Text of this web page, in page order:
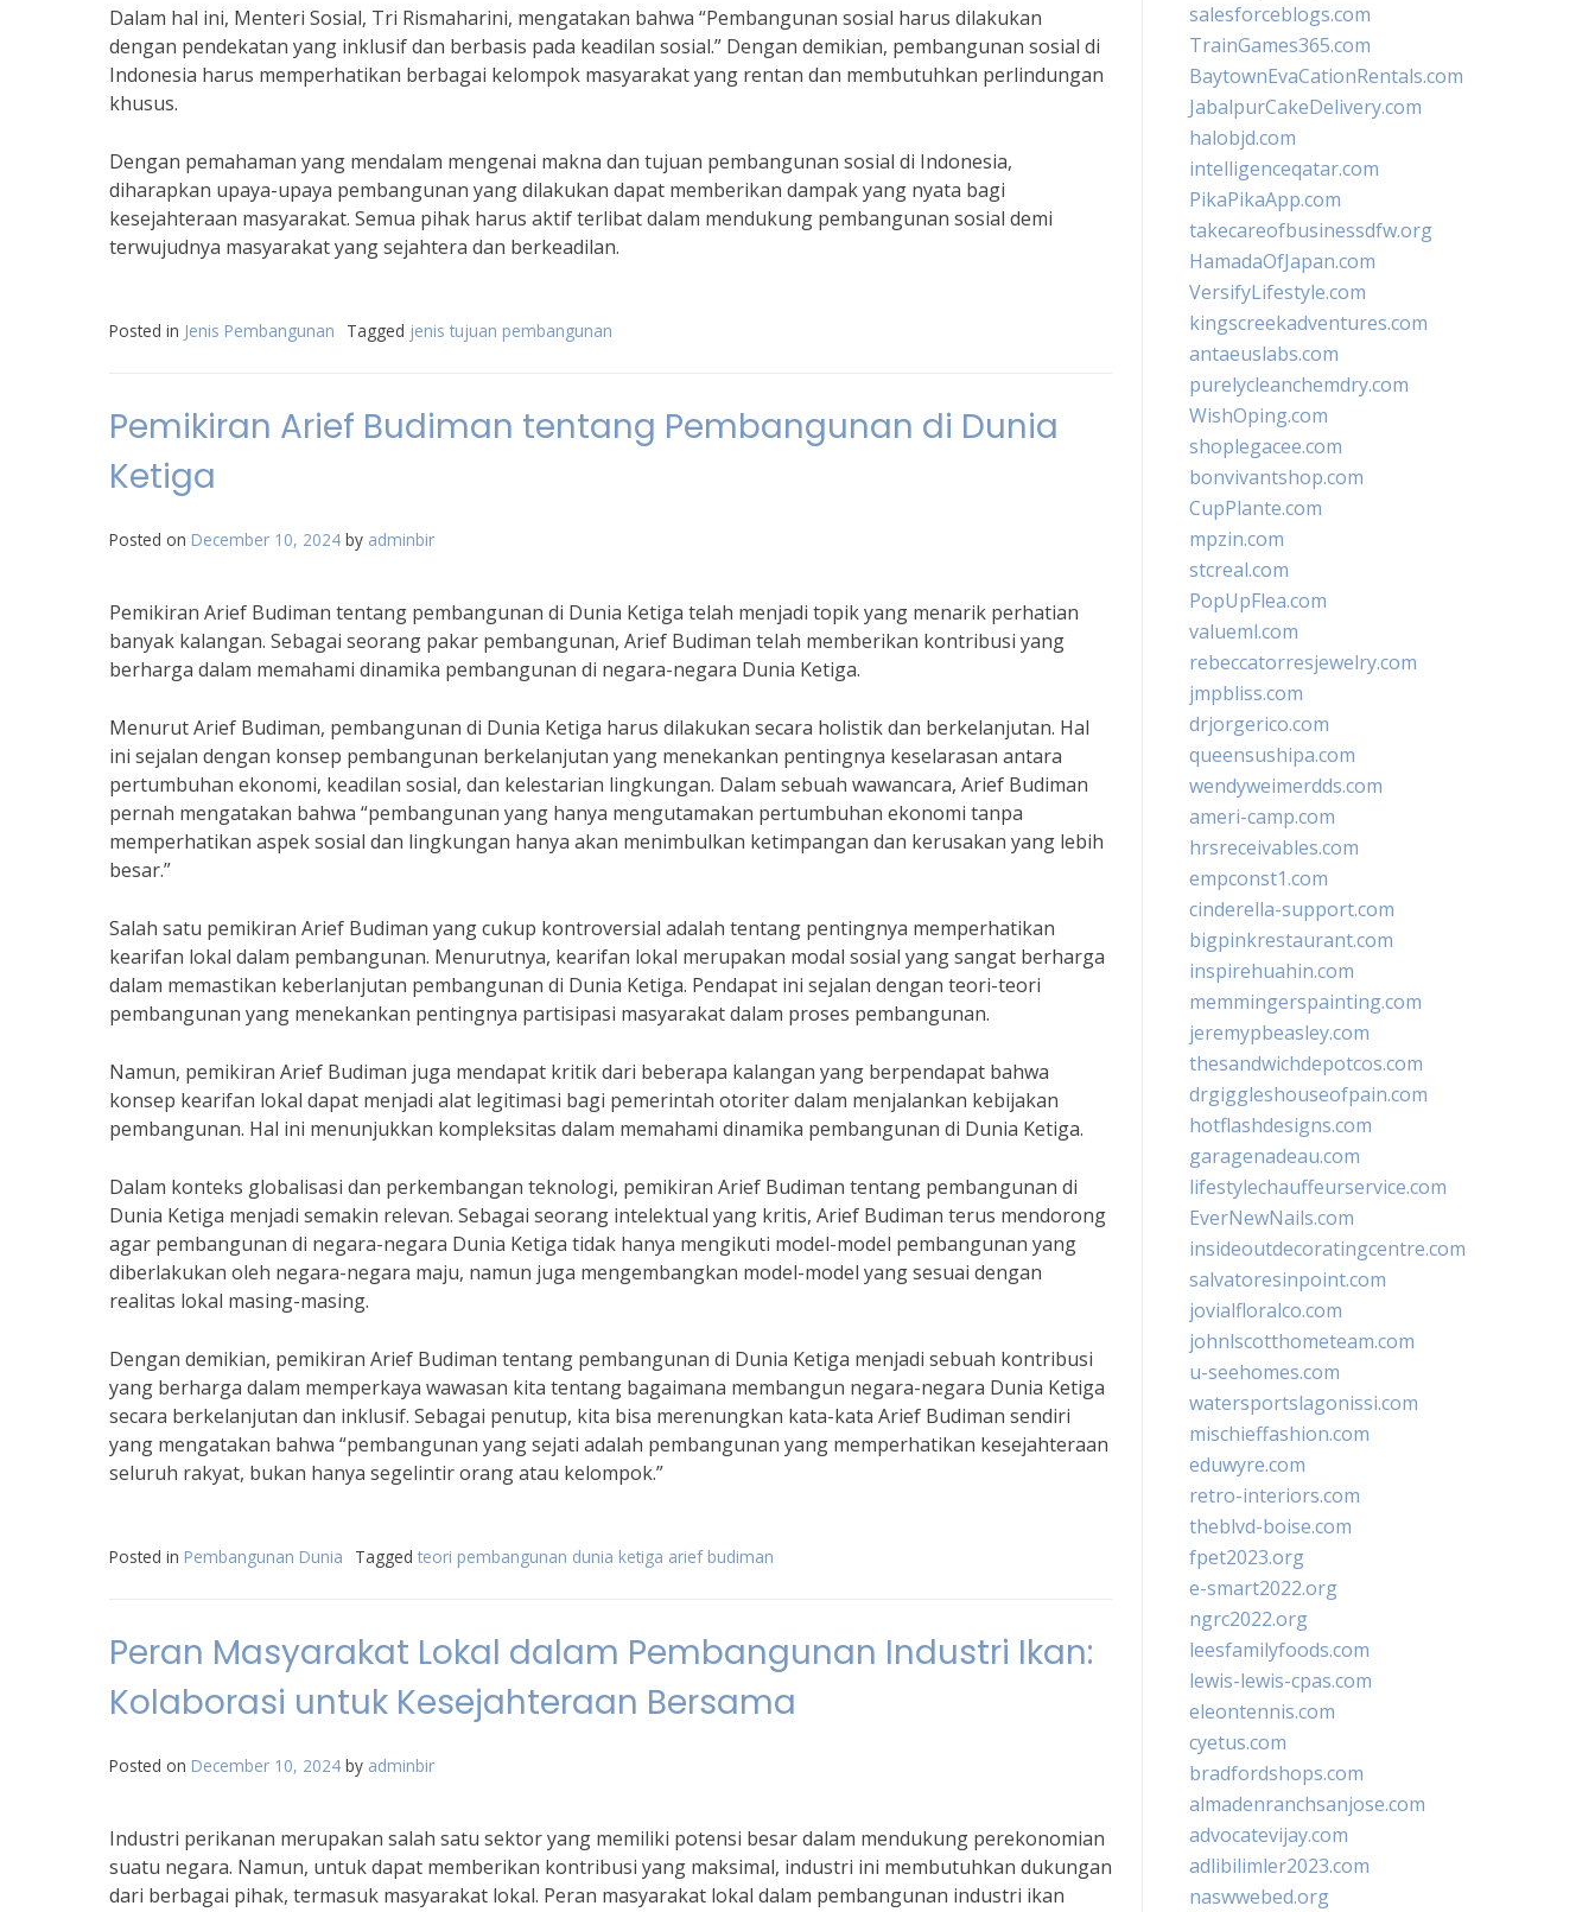
Dalam hal ini, Menteri Sosial, Tri Rismaharini, mengatakan bahwa “Pembangunan sosial harus dilakukan
dengan pendekatan yang inklusif dan berbasis pada keadilan sosial.” Dengan demikian, pembangunan sosial di
Indonesia harus memperhatikan berbagai kelompok masyarakat yang rentan dan membutuhkan perlindungan
khusus.
Dengan pemahaman yang mendalam mengenai makna dan tujuan pembangunan sosial di Indonesia,
diharapkan upaya-upaya pembangunan yang dilakukan dapat memberikan dampak yang nyata bagi
kesejahteraan masyarakat. Semua pihak harus aktif terlibat dalam mendukung pembangunan sosial demi
terwujudnya masyarakat yang sejahtera dan berkeadilan.
Posted in Jenis Pembangunan Tagged jenis tujuan pembangunan
Pemikiran Arief Budiman tentang Pembangunan di Dunia
Ketiga
Posted on December 10, 2024 by adminbir
Pemikiran Arief Budiman tentang pembangunan di Dunia Ketiga telah menjadi topik yang menarik perhatian
banyak kalangan. Sebagai seorang pakar pembangunan, Arief Budiman telah memberikan kontribusi yang
berharga dalam memahami dinamika pembangunan di negara-negara Dunia Ketiga.
Menurut Arief Budiman, pembangunan di Dunia Ketiga harus dilakukan secara holistik dan berkelanjutan. Hal
ini sejalan dengan konsep pembangunan berkelanjutan yang menekankan pentingnya keselarasan antara
pertumbuhan ekonomi, keadilan sosial, dan kelestarian lingkungan. Dalam sebuah wawancara, Arief Budiman
pernah mengatakan bahwa “pembangunan yang hanya mengutamakan pertumbuhan ekonomi tanpa
memperhatikan aspek sosial dan lingkungan hanya akan menimbulkan ketimpangan dan kerusakan yang lebih
besar.”
Salah satu pemikiran Arief Budiman yang cukup kontroversial adalah tentang pentingnya memperhatikan
kearifan lokal dalam pembangunan. Menurutnya, kearifan lokal merupakan modal sosial yang sangat berharga
dalam memastikan keberlanjutan pembangunan di Dunia Ketiga. Pendapat ini sejalan dengan teori-teori
pembangunan yang menekankan pentingnya partisipasi masyarakat dalam proses pembangunan.
Namun, pemikiran Arief Budiman juga mendapat kritik dari beberapa kalangan yang berpendapat bahwa
konsep kearifan lokal dapat menjadi alat legitimasi bagi pemerintah otoriter dalam menjalankan kebijakan
pembangunan. Hal ini menunjukkan kompleksitas dalam memahami dinamika pembangunan di Dunia Ketiga.
Dalam konteks globalisasi dan perkembangan teknologi, pemikiran Arief Budiman tentang pembangunan di
Dunia Ketiga menjadi semakin relevan. Sebagai seorang intelektual yang kritis, Arief Budiman terus mendorong
agar pembangunan di negara-negara Dunia Ketiga tidak hanya mengikuti model-model pembangunan yang
diberlakukan oleh negara-negara maju, namun juga mengembangkan model-model yang sesuai dengan
realitas lokal masing-masing.
Dengan demikian, pemikiran Arief Budiman tentang pembangunan di Dunia Ketiga menjadi sebuah kontribusi
yang berharga dalam memperkaya wawasan kita tentang bagaimana membangun negara-negara Dunia Ketiga
secara berkelanjutan dan inklusif. Sebagai penutup, kita bisa merenungkan kata-kata Arief Budiman sendiri
yang mengatakan bahwa “pembangunan yang sejati adalah pembangunan yang memperhatikan kesejahteraan
seluruh rakyat, bukan hanya segelintir orang atau kelompok.”
Posted in Pembangunan Dunia Tagged teori pembangunan dunia ketiga arief budiman
Peran Masyarakat Lokal dalam Pembangunan Industri Ikan:
Kolaborasi untuk Kesejahteraan Bersama
Posted on December 10, 2024 by adminbir
Industri perikanan merupakan salah satu sektor yang memiliki potensi besar dalam mendukung perekonomian
suatu negara. Namun, untuk dapat memberikan kontribusi yang maksimal, industri ini membutuhkan dukungan
dari berbagai pihak, termasuk masyarakat lokal. Peran masyarakat lokal dalam pembangunan industri ikan
salesforceblogs.com
TrainGames365.com
BaytownEvaCationRentals.com
JabalpurCakeDelivery.com
halobjd.com
intelligenceqatar.com
PikaPikaApp.com
takecareofbusinessdfw.org
HamadaOfJapan.com
VersifyLifestyle.com
kingscreekadventures.com
antaeuslabs.com
purelycleanchemdry.com
WishOping.com
shoplegacee.com
bonvivantshop.com
CupPlante.com
mpzin.com
stcreal.com
PopUpFlea.com
valueml.com
rebeccatorresjewelry.com
jmpbliss.com
drjorgerico.com
queensushipa.com
wendyweimerdds.com
ameri-camp.com
hrsreceivables.com
empconst1.com
cinderella-support.com
bigpinkrestaurant.com
inspirehuahin.com
memmingerspainting.com
jeremypbeasley.com
thesandwichdepotcos.com
drgiggleshouseofpain.com
hotflashdesigns.com
garagenadeau.com
lifestylechauffeurservice.com
EverNewNails.com
insideoutdecoratingcentre.com
salvatoresinpoint.com
jovialfloralco.com
johnlscotthometeam.com
u-seehomes.com
watersportslagonissi.com
mischieffashion.com
eduwyre.com
retro-interiors.com
theblvd-boise.com
fpet2023.org
e-smart2022.org
ngrc2022.org
leesfamilyfoods.com
lewis-lewis-cpas.com
eleontennis.com
cyetus.com
bradfordshops.com
almadenranchsanjose.com
advocatevijay.com
adlibilimler2023.com
naswwebed.org